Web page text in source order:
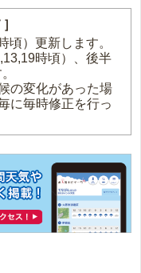
頃）更新します。
時頃）、後半
の変化があった場
に毎時修正を行っ